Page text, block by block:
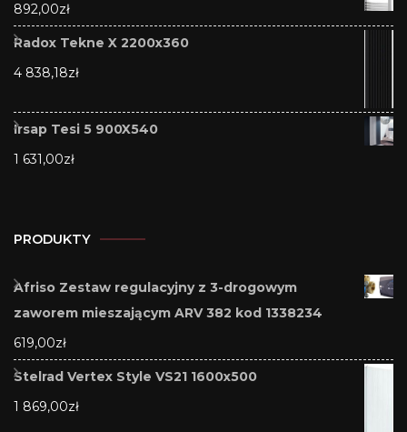
892,00zł
Radox Tekne X 2200x360
4 838,18zł
Irsap Tesi 5 900X540
1 631,00zł
PRODUKTY
Afriso Zestaw regulacyjny z 3-drogowym
zaworem mieszającym ARV 382 kod 1338234
619,00zł
Stelrad Vertex Style VS21 1600x500
1 869,00zł